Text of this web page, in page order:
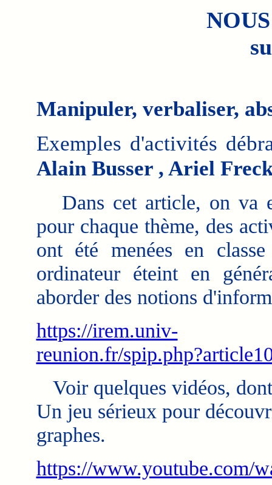
Manipuler, verbaliser,
Exemples d'activités
Alain Busser , Ariel
Dans cet article, on va
pour chaque thème, des
ont été menées en
ordinateur éteint en
aborder des notions
https://irem.univ-
reunion.fr/
Voir quelques vidéos,
Un jeu sérieux pour
graphes.
https://www.youtube.com/